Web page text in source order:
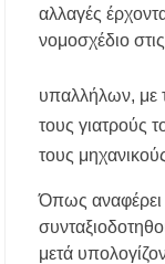
Συναυλία στο
προς όλους τους γονείς
Δράση περισυλλογής
Λαϊκές μελωδίες στην
με την ορχήστρα «Το
αλλαγές
νομοσχέδιο
υπαλλήλων, με
τους γιατρούς
τους
Όπως
μετά